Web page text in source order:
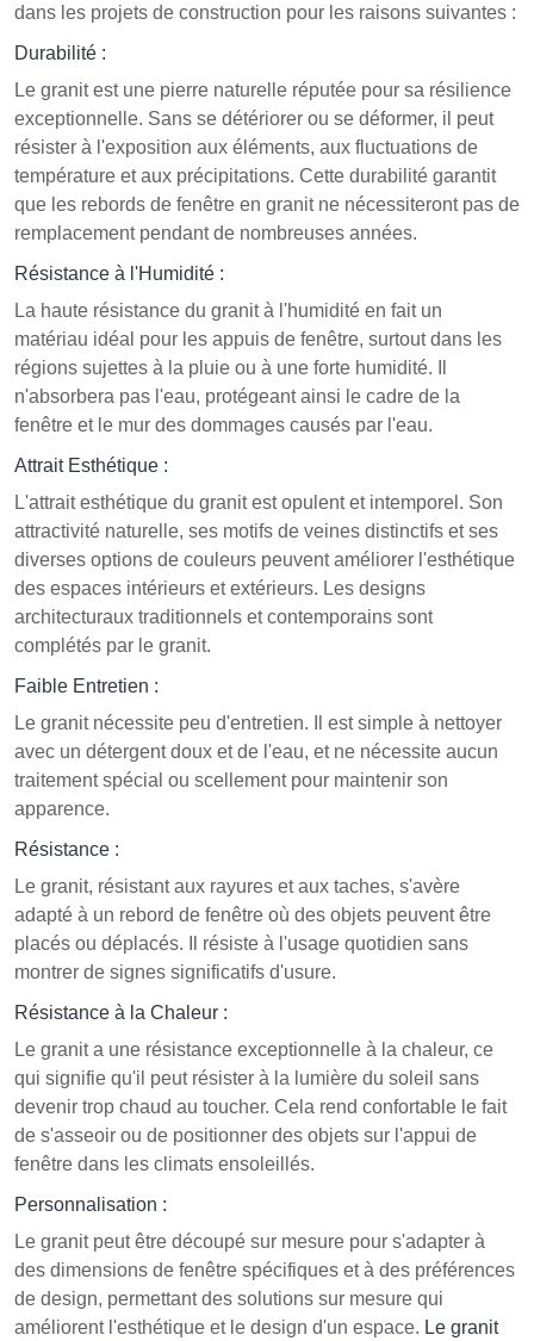
dans les projets de construction pour les raisons suivantes :
Durabilité :
Le granit est une pierre naturelle réputée pour sa résilience
exceptionnelle. Sans se détériorer ou se déformer, il peut
résister à l'exposition aux éléments, aux fluctuations de
température et aux précipitations. Cette durabilité garantit
que les rebords de fenêtre en granit ne nécessiteront pas de
remplacement pendant de nombreuses années.
Résistance à l'Humidité :
La haute résistance du granit à l'humidité en fait un
matériau idéal pour les appuis de fenêtre, surtout dans les
régions sujettes à la pluie ou à une forte humidité. Il
n'absorbera pas l'eau, protégeant ainsi le cadre de la
fenêtre et le mur des dommages causés par l'eau.
Attrait Esthétique :
L'attrait esthétique du granit est opulent et intemporel. Son
attractivité naturelle, ses motifs de veines distinctifs et ses
diverses options de couleurs peuvent améliorer l'esthétique
des espaces intérieurs et extérieurs. Les designs
architecturaux traditionnels et contemporains sont
complétés par le granit.
Faible Entretien :
Le granit nécessite peu d'entretien. Il est simple à nettoyer
avec un détergent doux et de l'eau, et ne nécessite aucun
traitement spécial ou scellement pour maintenir son
apparence.
Résistance :
Le granit, résistant aux rayures et aux taches, s'avère
adapté à un rebord de fenêtre où des objets peuvent être
placés ou déplacés. Il résiste à l'usage quotidien sans
montrer de signes significatifs d'usure.
Résistance à la Chaleur :
Le granit a une résistance exceptionnelle à la chaleur, ce
qui signifie qu'il peut résister à la lumière du soleil sans
devenir trop chaud au toucher. Cela rend confortable le fait
de s'asseoir ou de positionner des objets sur l'appui de
fenêtre dans les climats ensoleillés.
Personnalisation :
Le granit peut être découpé sur mesure pour s'adapter à
des dimensions de fenêtre spécifiques et à des préférences
de design, permettant des solutions sur mesure qui
améliorent l'esthétique et le design d'un espace. Le granit